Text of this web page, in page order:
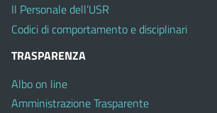
Il Personale dell’USR
Codici di comportamento e disciplinari
TRASPARENZA
Albo on line
Amministrazione Trasparente